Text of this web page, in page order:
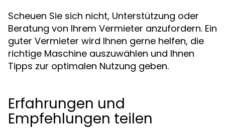
Scheuen Sie sich nicht, Unterstützung oder
Beratung von Ihrem Vermieter anzufordern. Ein
guter Vermieter wird Ihnen gerne helfen, die
richtige Maschine auszuwählen und Ihnen
Tipps zur optimalen Nutzung geben.
Erfahrungen und
Empfehlungen teilen